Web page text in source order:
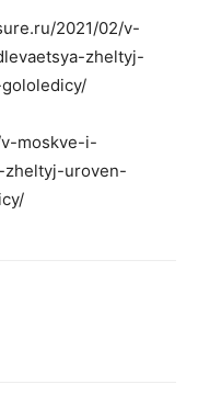
2021/02/v-
zheltyj-
moskve-i-
zheltyj-uroven-